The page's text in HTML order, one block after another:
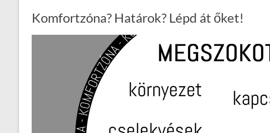
Komfortzóna? Határok? Lépd át őket!